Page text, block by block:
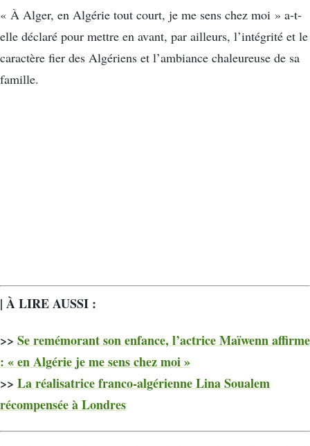
« À Alger, en Algérie tout court, je me sens chez moi » a-t-
elle déclaré pour mettre en avant, par ailleurs, l’intégrité et le
caractère fier des Algériens et l’ambiance chaleureuse de sa
famille.
| À LIRE AUSSI :
>> Se remémorant son enfance, l’actrice Maïwenn affirme
: « en Algérie je me sens chez moi »
>> La réalisatrice franco-algérienne Lina Soualem
récompensée à Londres